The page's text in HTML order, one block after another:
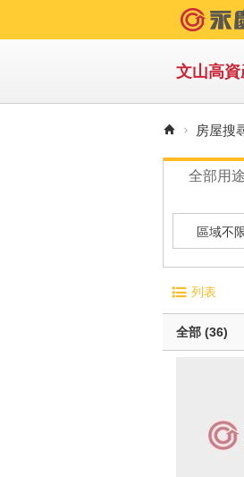
文山高
房屋搜
全部用途
區域不
台北
台北
新北
電梯大廈
無電梯
透天別
有無障
列表
全部 (36)